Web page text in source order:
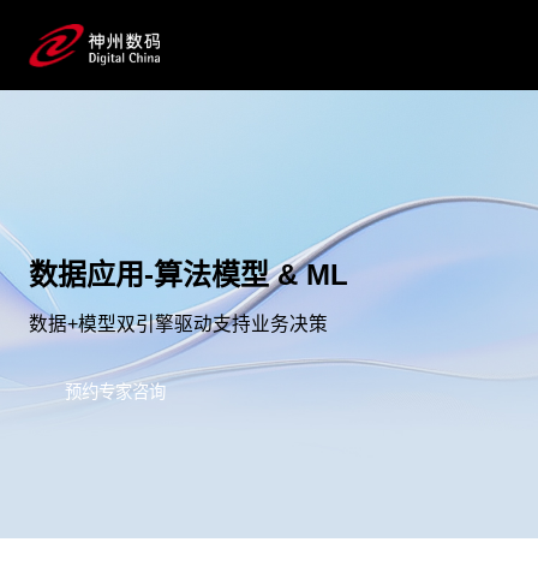
数据应用-算法模型 & ML
数据+模型双引擎驱动支持业务决策
预约专家咨询